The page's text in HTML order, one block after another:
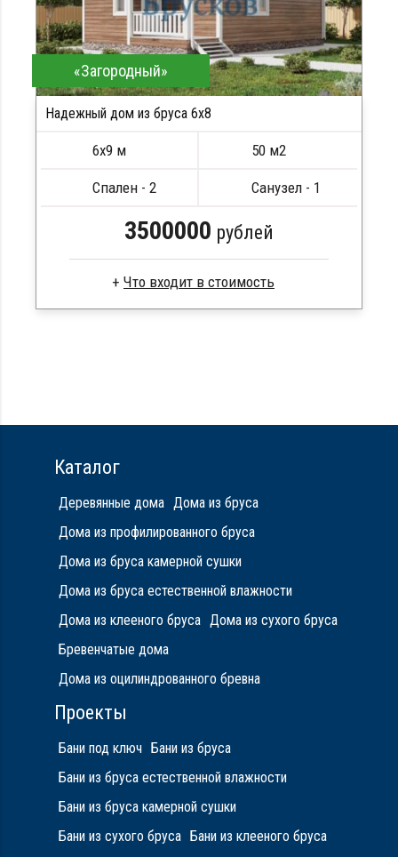
«Загородный»
Надежный дом из бруса 6x8
6х9 м 50 м2
Спален - 2 Санузел - 1
3500000 рублей
Металлические сваи 108 диаметр
Каталог
Деревянные дома Дома из бруса
Дома из профилированного бруса
Дома из бруса камерной сушки
Дома из бруса естественной влажности
Дома из клееного бруса Дома из сухого бруса
Бревенчатые дома
Дома из оцилиндрованного бревна
Проекты
Бани под ключ Бани из бруса
Бани из бруса естественной влажности
Бани из бруса камерной сушки
Бани из сухого бруса Бани из клееного бруса